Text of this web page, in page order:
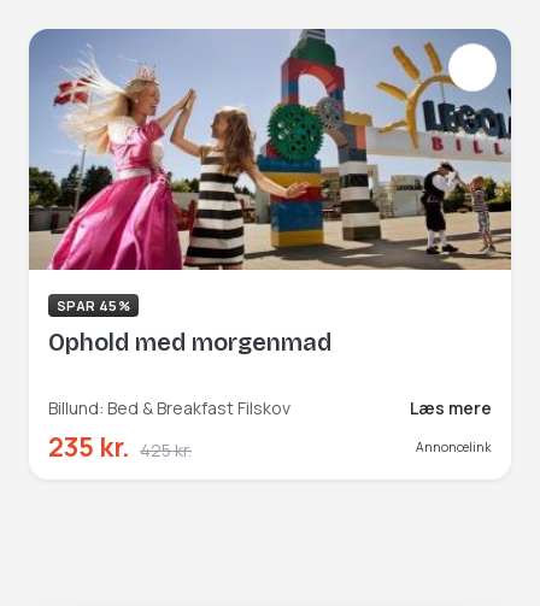
SPAR 45%
Ophold med morgenmad
Billund: Bed & Breakfast Filskov Læs mere
235 kr. 425 kr. Annoncelink